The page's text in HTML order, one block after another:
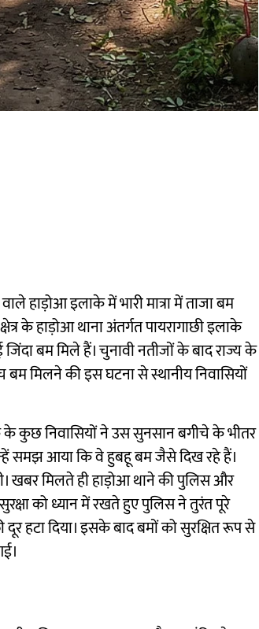
हाड़ोआ इलाके में भारी मात्रा में ताजा बम
के हाड़ोआ थाना अंतर्गत पायरागाछी इलाके
बम मिले हैं। चुनावी नतीजों के बाद राज्य के
मिलने की इस घटना से स्थानीय निवासियों
के कुछ निवासियों ने उस सुनसान बगीचे के भीतर
समझ आया कि वे हुबहू बम जैसे दिख रहे हैं।
खबर मिलते ही हाड़ोआ थाने की पुलिस और
को ध्यान में रखते हुए पुलिस ने तुरंत पूरे
हटा दिया। इसके बाद बमों को सुरक्षित रूप से